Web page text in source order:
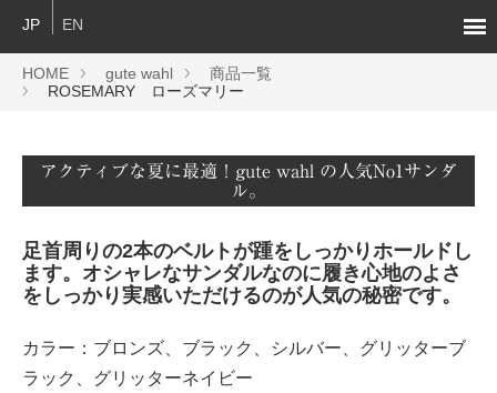
JP EN
HOME gute wahl
商品一覧
ROSEMARY ローズマリー
アクティブな夏に最適！gute wahl の人気No1サンダ
ル。
足首周りの2本のベルトが踵をしっかりホールドし
ます。オシャレなサンダルなのに履き心地のよさ
をしっかり実感いただけるのが人気の秘密です。
カラー：ブロンズ、ブラック、シルバー、グリッターブ
ラック、グリッターネイビー